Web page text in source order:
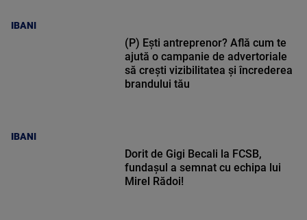
IBANI
IBANI
(P) Ești antreprenor? Află cum te
ajută o campanie de advertoriale
să crești vizibilitatea și încrederea
brandului tău
Dorit de Gigi Becali la FCSB,
fundașul a semnat cu echipa lui
Mirel Rădoi!